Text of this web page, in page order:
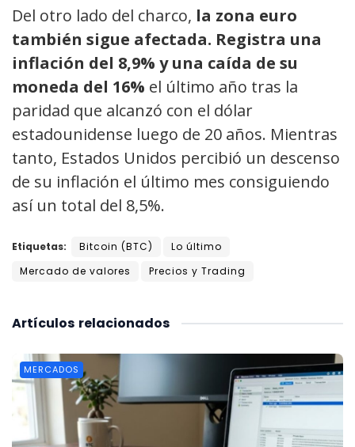
Del otro lado del charco, la zona euro
también sigue afectada. Registra una
inflación del 8,9% y una caída de su
moneda del 16% el último año tras la
paridad que alcanzó con el dólar
estadounidense luego de 20 años. Mientras
tanto, Estados Unidos percibió un descenso
de su inflación el último mes consiguiendo
así un total del 8,5%.
Etiquetas: Bitcoin (BTC)
Lo último
Mercado de valores
Precios y Trading
relacionados
Artículos
MERCADOS